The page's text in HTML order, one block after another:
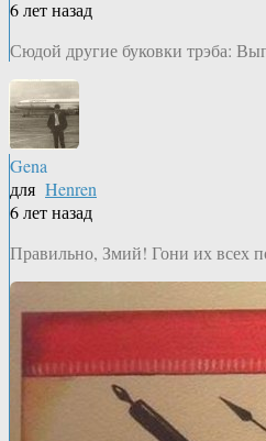
6 лет назад
Сюдой другие буковки трэба:
Gena
для Henren
6 лет назад
Правильно, Змий! Гони их всех